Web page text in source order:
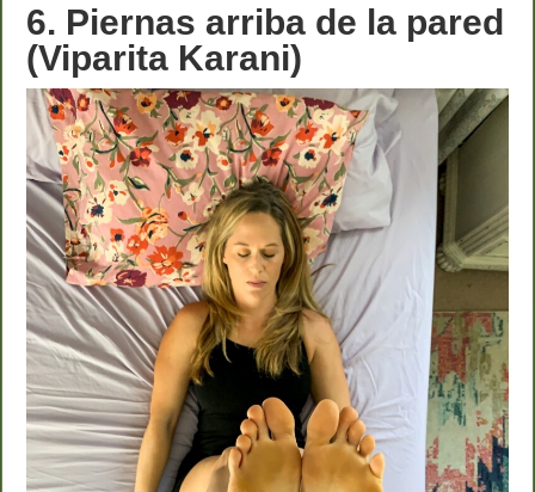
6. Piernas arriba de la pared
(Viparita Karani)